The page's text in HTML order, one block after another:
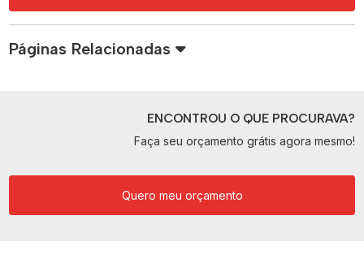
Páginas Relacionadas
ENCONTROU O QUE PROCURAVA?
Faça seu orçamento grátis agora mesmo!
Quero meu orçamento